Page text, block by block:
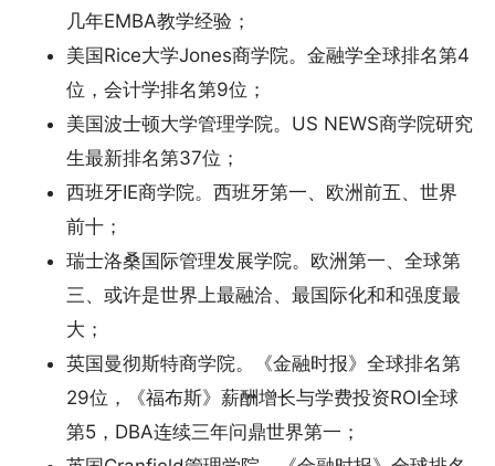
几年EMBA教学经验；
美国Rice大学Jones商学院。金融学全球排名第4
位，会计学排名第9位；
美国波士顿大学管理学院。US NEWS商学院研究
生最新排名第37位；
西班牙IE商学院。西班牙第一、欧洲前五、世界
前十；
瑞士洛桑国际管理发展学院。欧洲第一、全球第
三、或许是世界上最融洽、最国际化和和强度最
大；
英国曼彻斯特商学院。《金融时报》全球排名第
29位，《福布斯》薪酬增长与学费投资ROI全球
第5，DBA连续三年问鼎世界第一；